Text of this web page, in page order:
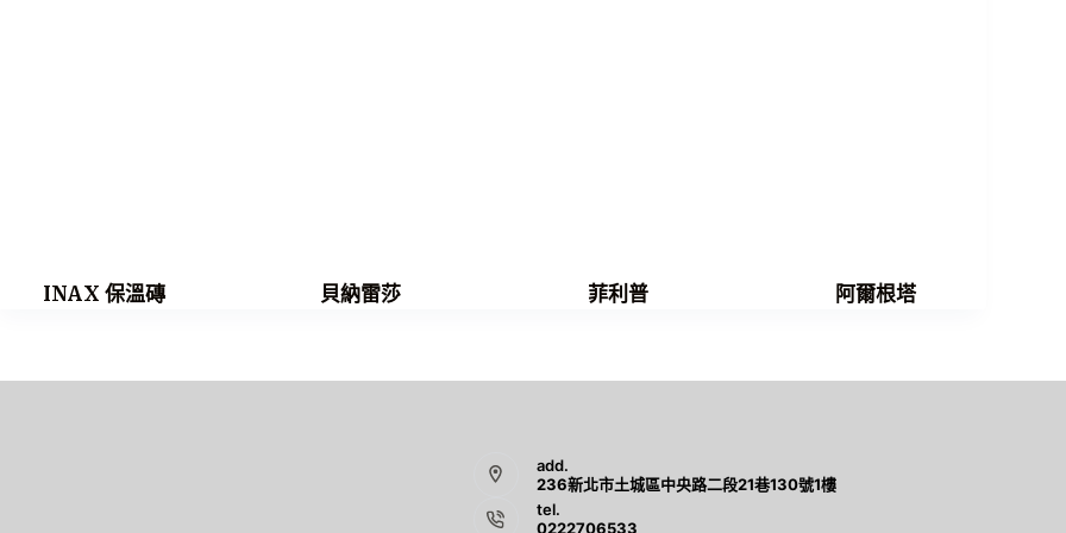
INAX 保溫磚 貝納雷莎 菲利普 阿爾根塔
add.
236新北市土城區中央路二段21巷130號1樓
tel.
0222706533